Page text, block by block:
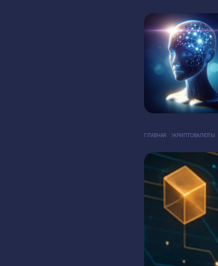
ГЛАВНАЯ КРИПТОВАЛЮТЫ